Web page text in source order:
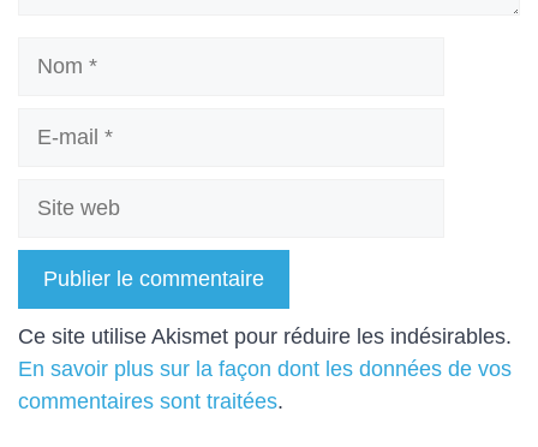
Site
A
l
t
Ce site utilise Akismet pour réduire les indésirables.
En savoir plus sur la façon dont les données de vos
commentaires sont traitées.